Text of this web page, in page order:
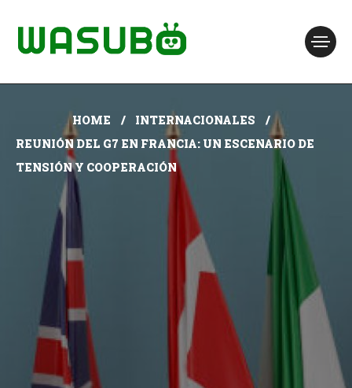
HOME
INTERNACIONALES
REUNIÓN DEL G7 EN FRANCIA: UN ESCENARIO DE
TENSIÓN Y COOPERACIÓN